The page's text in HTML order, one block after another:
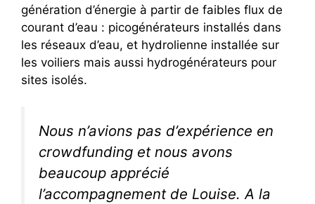
génération d’énergie à partir de faibles flux de
courant d’eau : picogénérateurs installés dans
les réseaux d’eau, et hydrolienne installée sur
les voiliers mais aussi hydrogénérateurs pour
sites isolés.
Nous n’avions pas d’expérience en
crowdfunding et nous avons
beaucoup apprécié
l’accompagnement de Louise. A la